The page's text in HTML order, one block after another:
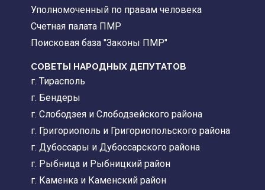
Уполномоченный по правам человека
Счетная палата ПМР
Поисковая база "Законы ПМР"
СОВЕТЫ НАРОДНЫХ ДЕПУТАТОВ
г. Тирасполь
г. Бендеры
г. Слободзея и Слободзейского района
г. Григориополь и Григориопольского района
г. Дубоссары и Дубоссарского района
г. Рыбница и Рыбницкий район
г. Каменка и Каменский район